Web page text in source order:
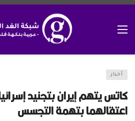
أخبار
كاتس يتهم إيران بتجنيد
اعتقالهما بتهمة التجسس